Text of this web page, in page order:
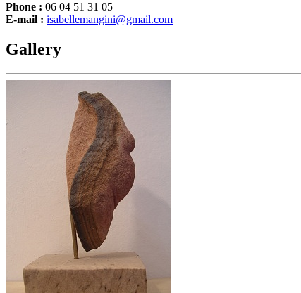
Phone : 06 04 51 31 05
E-mail : isabellemangini@gmail.com
Gallery